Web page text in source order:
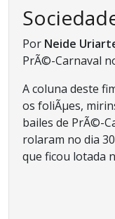
Por Neide
PrÃ©-Carnaval
A coluna deste
os foliÃµes,
bailes de PrÃ©-
rolaram no dia
que ficou lotada